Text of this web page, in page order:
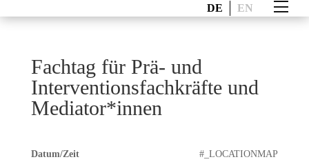
DE EN
Fachtag für Prä- und
Interventionsfachkräfte und
Mediator*innen
#_LOCATIONMAP
Datum/Zeit